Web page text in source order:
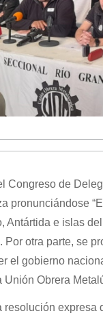
Congreso de
pronunciándose
Antártida e islas
Por otra parte, se
el gobierno
Unión Obrera
resolución expresa